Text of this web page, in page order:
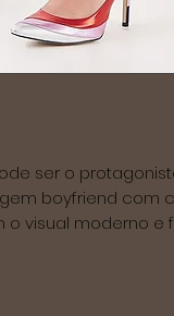
ser o
boyfriend com
visual moderno e